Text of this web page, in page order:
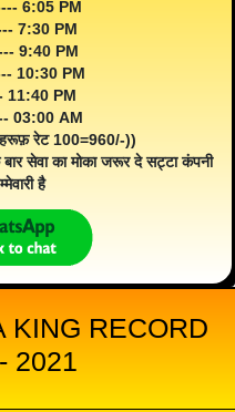
6:05 PM
7:30 PM
9:40 PM
10:30 PM
11:40 PM
03:00 AM
रेट 100=960/-))
सेवा का मोका जरूर दे सट्टा कंपनी
है
KING RECORD
2021